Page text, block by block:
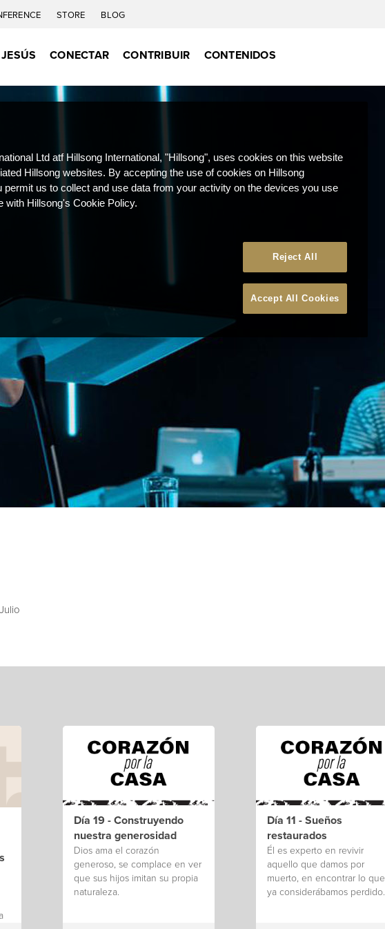
STORE BLOG
JESÚS CONECTAR CONTRIBUIR CONTENIDOS
Día 19 - Construyendo
nuestra generosidad
Dios ama el corazón
generoso, se complace en ver
que sus hijos imitan su propia
naturaleza.
Día 11 - Sueños
restaurados
Él es experto en revivir
aquello que damos por
muerto, en encontrar lo que
ya considerábamos perdido.
Ltd atf Hillsong International, "Hillsong", uses cookies on this website
Hillsong websites. By accepting the use of cookies on Hillsong
permit us to collect and use data from your activity on the devices you use
with Hillsong's Cookie Policy.
Reject All
Accept All Cookies